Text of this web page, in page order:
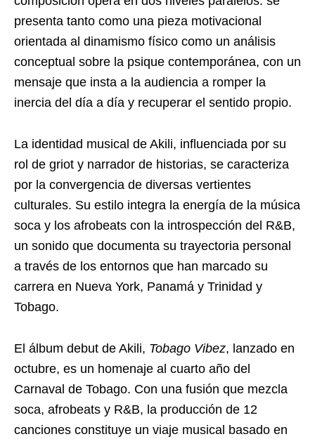
presenta tanto como una pieza motivacional
orientada al dinamismo físico como un análisis
conceptual sobre la psique contemporánea, con un
mensaje que insta a la audiencia a romper la
inercia del día a día y recuperar el sentido propio.
La identidad musical de Akili, influenciada por su
rol de griot y narrador de historias, se caracteriza
por la convergencia de diversas vertientes
culturales. Su estilo integra la energía de la música
soca y los afrobeats con la introspección del R&B,
un sonido que documenta su trayectoria personal
a través de los entornos que han marcado su
carrera en Nueva York, Panamá y Trinidad y
Tobago.
El álbum debut de Akili, Tobago Vibez, lanzado en
octubre, es un homenaje al cuarto año del
Carnaval de Tobago. Con una fusión que mezcla
soca, afrobeats y R&B, la producción de 12
canciones constituye un viaje musical basado en